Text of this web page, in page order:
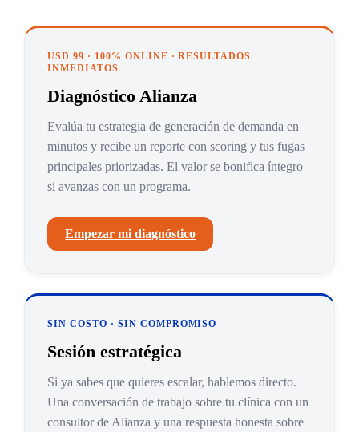
USD 99 · 100% ONLINE · RESULTADOS
INMEDIATOS
Diagnóstico Alianza
Evalúa tu estrategia de generación de demanda en
minutos y recibe un reporte con scoring y tus fugas
principales priorizadas. El valor se bonifica íntegro
si avanzas con un programa.
Empezar mi diagnóstico
SIN COSTO · SIN COMPROMISO
Sesión estratégica
Si ya sabes que quieres escalar, hablemos directo.
Una conversación de trabajo sobre tu clínica con un
consultor de Alianza y una respuesta honesta sobre